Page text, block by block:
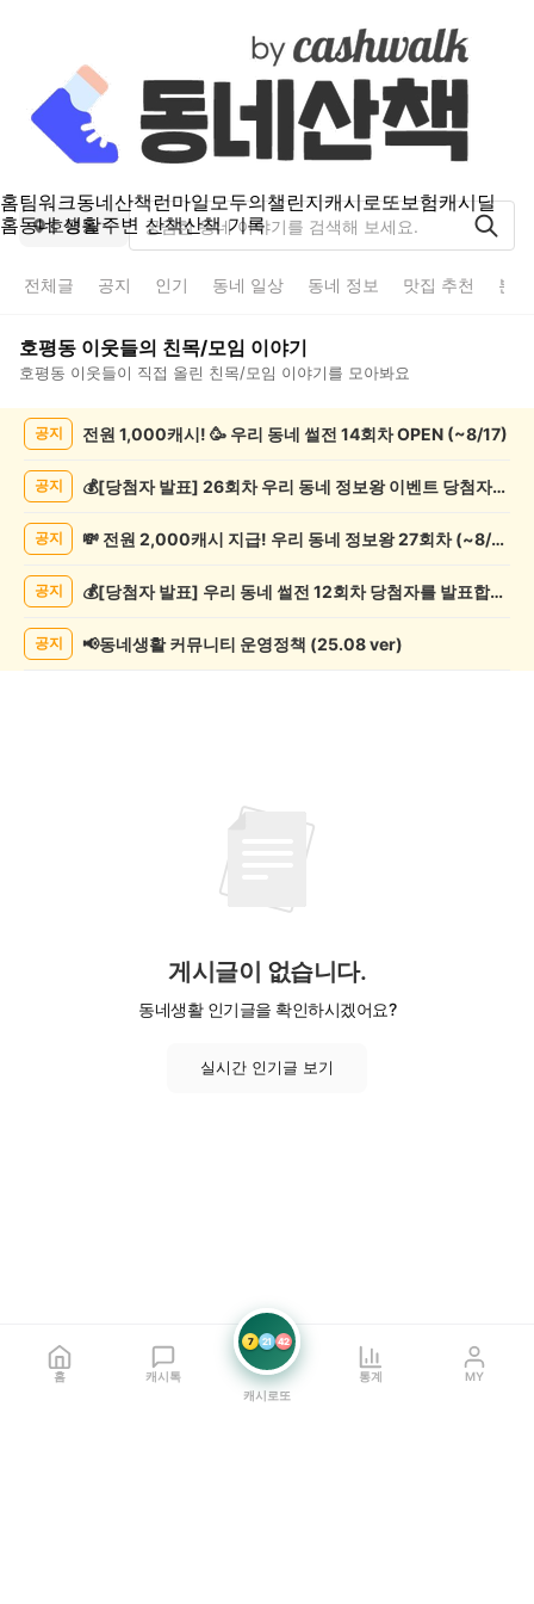
홈팀워크동네산책런마일모두의챌린지캐시로또보험캐시딜
홈동네 생활주변 산책산책 기록
호평동
전체글 공지 인기 동네 일상 동네 정보 맛집 추천 분
호평동 이웃들의 친목/모임 이야기
호평동 이웃들이 직접 올린 친목/모임 이야기를 모아봐요
록
공지 전원 1,000캐시! 🥳 우리 동네 썰전 14회차 OPEN (~8/17)
공지 💰[당첨자 발표] 26회차 우리 동네 정보왕 이벤트 당첨자를 발표합니다!
공지 💸 전원 2,000캐시 지급! 우리 동네 정보왕 27회차 (~8/10)
공지 💰[당첨자 발표] 우리 동네 썰전 12회차 당첨자를 발표합니다!
공지 📢동네생활 커뮤니티 운영정책 (25.08 ver)
게시글이 없습니다.
동네생활 인기글을 확인하시겠어요?
실시간 인기글 보기
홈 캐시톡
7 21 42
캐시로또
통계 MY